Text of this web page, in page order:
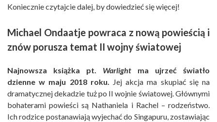
Koniecznie czytajcie dalej, by dowiedzieć się więcej!
Michael Ondaatje powraca z nową powieścią i
znów porusza temat II wojny światowej
Najnowsza książka pt. Warlight ma ujrzeć światło
dzienne w maju 2018 roku. Jej akcja ma skupiać się na
dramatycznej dekadzie tuż po II wojnie światowej. Głównymi
bohaterami powieści są Nathaniela i Rachel – rodzeństwo.
Ich rodzice postanawiają wyjechać do Singapuru, zostawiając